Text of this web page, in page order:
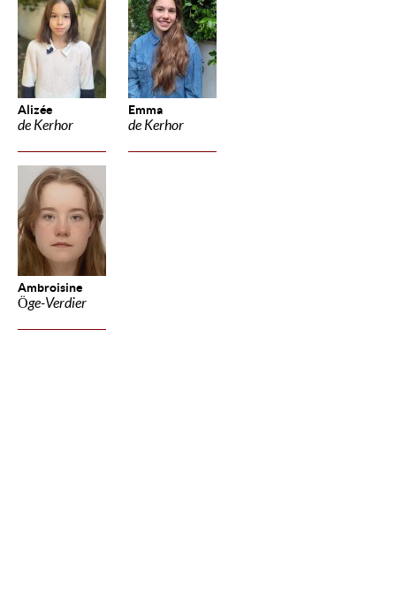
Alizée
de Kerhor
Emma
de Kerhor
Ambroisine
Öge-Verdier